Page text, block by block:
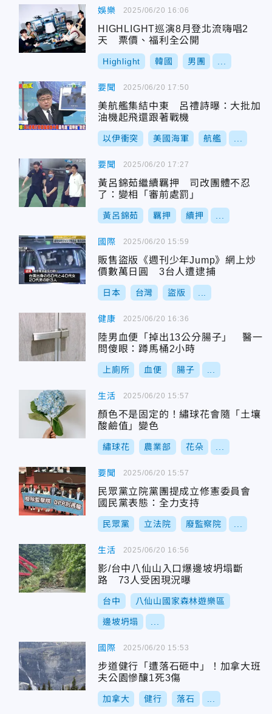
娛樂
HIGHLIGHT巡演8月登北流嗨唱2
天 票價、福利全公開
Highlight 韓國 男團
2025/06/20 16:06
要聞
美航艦集結中東 呂禮詩曝：大批加
油機起飛還跟著戰機
以伊衝突 美國海軍 航艦
2025/06/20 17:50
要聞
黃呂錦茹繼續羈押 司改團體不忍
了：變相「審前處罰」
黃呂錦茹 羈押 續押
2025/06/20 17:27
國際
販售盜版《週刊少年Jump》網上炒
價數萬日圓 3台人遭逮捕
日本 台灣 盜版
2025/06/20 15:59
健康
陸男血便「掉出13公分腸子」 醫一
問傻眼：蹲馬桶2小時
上廁所 血便 腸子
2025/06/20 16:36
生活
顏色不是固定的！繡球花會隨「土壤
酸鹼值」變色
繡球花 農業部 花朵
2025/06/20 15:57
要聞
民眾黨立院黨團提成立修憲委員會
國民黨表態：全力支持
民眾黨 立法院 廢監察院
2025/06/20 15:57
生活
影/台中八仙山入口爆邊坡坍塌斷
路 73人受困現況曝
台中 八仙山國家森林遊樂區
邊坡坍塌
2025/06/20 16:56
國際
步道健行「遭落石砸中」！加拿大班
夫公園慘釀1死3傷
加拿大 健行 落石
2025/06/20 15:53